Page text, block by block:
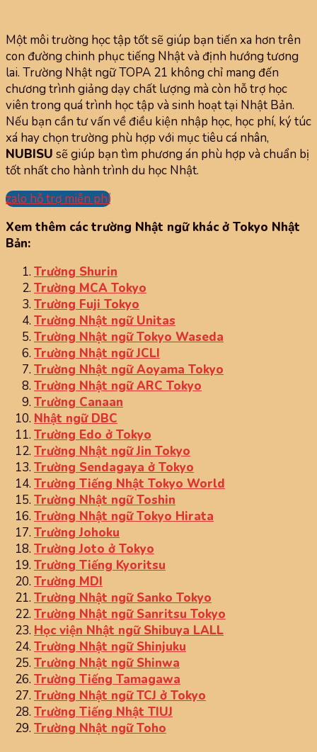
Một môi trường học tập tốt sẽ giúp bạn tiến xa hơn trên
con đường chinh phục tiếng Nhật và định hướng tương
lai. Trường Nhật ngữ TOPA 21 không chỉ mang đến
chương trình giảng dạy chất lượng mà còn hỗ trợ học
viên trong quá trình học tập và sinh hoạt tại Nhật Bản.
Nếu bạn cần tư vấn về điều kiện nhập học, học phí, ký túc
xá hay chọn trường phù hợp với mục tiêu cá nhân,
NUBISU sẽ giúp bạn tìm phương án phù hợp và chuẩn bị
tốt nhất cho hành trình du học Nhật.
zalo hỗ trợ miễn phí
Xem thêm các trường Nhật ngữ khác ở Tokyo Nhật
Bản:
Trường Shurin
Trường MCA Tokyo
Trường Fuji Tokyo
Trường Nhật ngữ Unitas
Trường Nhật ngữ Tokyo Waseda
Trường Nhật ngữ JCLI
Trường Nhật ngữ Aoyama Tokyo
Trường Nhật ngữ ARC Tokyo
Trường Canaan
Nhật ngữ DBC
Trường Edo ở Tokyo
Trường Nhật ngữ Jin Tokyo
Trường Sendagaya ở Tokyo
Trường Tiếng Nhật Tokyo World
Trường Nhật ngữ Toshin
Trường Nhật ngữ Tokyo Hirata
Trường Johoku
Trường Joto ở Tokyo
Trường Tiếng Kyoritsu
Trường MDI
Trường Nhật ngữ Sanko Tokyo
Trường Nhật ngữ Sanritsu Tokyo
Học viện Nhật ngữ Shibuya LALL
Trường Nhật ngữ Shinjuku
Trường Nhật ngữ Shinwa
Trường Tiếng Tamagawa
Trường Nhật ngữ TCJ ở Tokyo
Trường Tiếng Nhật TIUJ
Trường Nhật ngữ Toho